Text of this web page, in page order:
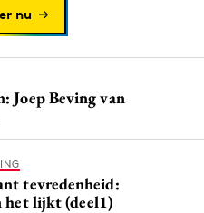
nu
Joep Beving van
tevredenheid:
het lijkt (deel1)